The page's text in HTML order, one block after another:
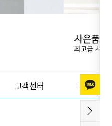
고객센터